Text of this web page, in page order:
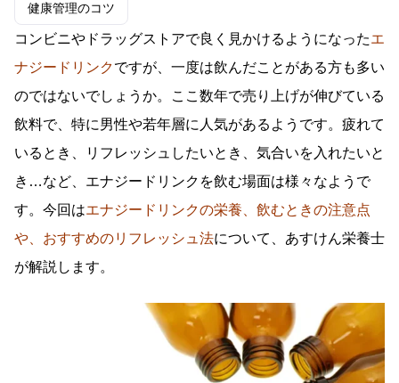
健康管理のコツ
コンビニやドラッグストアで良く見かけるようになったエ
ナジードリンクですが、一度は飲んだことがある方も多い
のではないでしょうか。ここ数年で売り上げが伸びている
飲料で、特に男性や若年層に人気があるようです。疲れて
いるとき、リフレッシュしたいとき、気合いを入れたいと
き…など、エナジードリンクを飲む場面は様々なようで
す。今回はエナジードリンクの栄養、飲むときの注意点
や、おすすめのリフレッシュ法について、あすけん栄養士
が解説します。